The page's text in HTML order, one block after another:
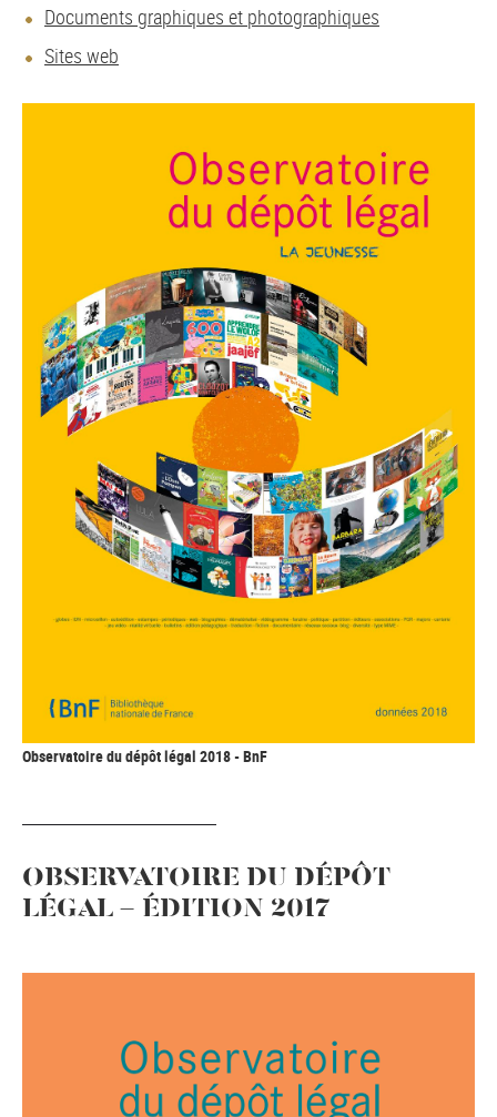
Documents graphiques et photographiques
Sites web
Observatoire du dépôt légal 2018 - BnF
OBSERVATOIRE DU DÉPÔT
LÉGAL - ÉDITION 2017